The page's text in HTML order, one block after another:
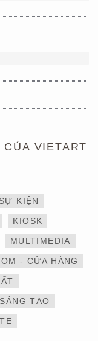
VIETART
KIỆN
KIOSK
MULTIMEDIA
- CỬA HÀNG
TẠO